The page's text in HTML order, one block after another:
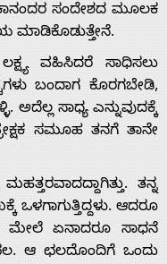
ಸಂದೇಶದ ಮೂಲಕ
ವಹಿಸಿದರೆ ಸಾಧಿಸಲು
ಬಂದಾಗ ಕೊರಗಬೇಡಿ,
ಸಾಧ್ಯ ಎನ್ನುವುದಕ್ಕೆ
ಸಮೂಹ ತನಗೆ ತಾನೇ
ತನ್ನ
ಒಳಗಾಗುತ್ತಿದ್ದಳು. ಆದರೂ
ಮೇಲೆ ಏನಾದರೂ ಸಾಧನೆ
ಆ ಛಲದೊಂದಿಗೆ ಒಂದು